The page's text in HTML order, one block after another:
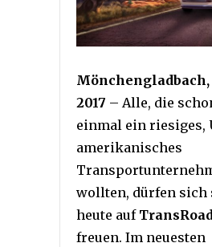
Mönchengladbach,
2017 – Alle, die
einmal ein riesiges,
amerikanisches
wollten, dürfen sich
heute auf
freuen. Im neuesten